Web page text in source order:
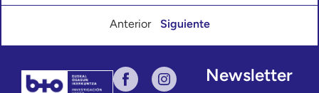
Anterior Siguiente
Newsletter